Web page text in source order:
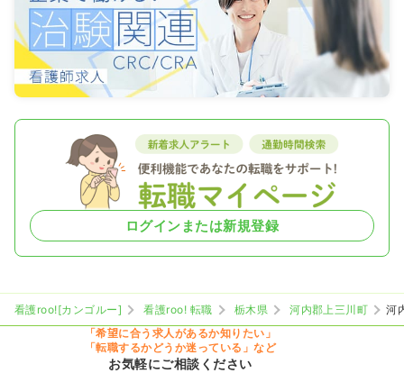
ログインまたは新規登録
看護roo![カンゴルー] 看護roo! 転職 栃木県 河内郡上三川町
河
「希望に合う求人があるか知りたい」
「転職するかどうか迷っている」など
お気軽にご相談ください